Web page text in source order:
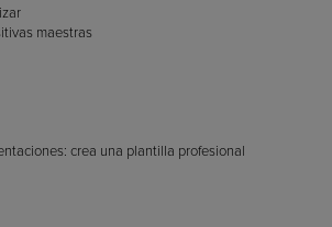
maestras
crea una plantilla profesional